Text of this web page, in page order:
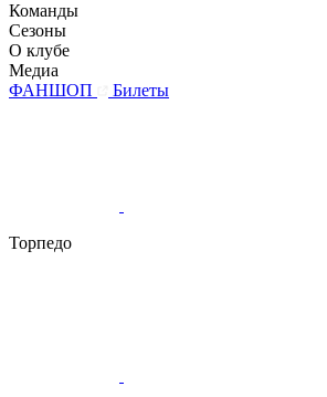
Команды
Сезоны
О клубе
Медиа
ФАНШОП
Билеты
Торпедо